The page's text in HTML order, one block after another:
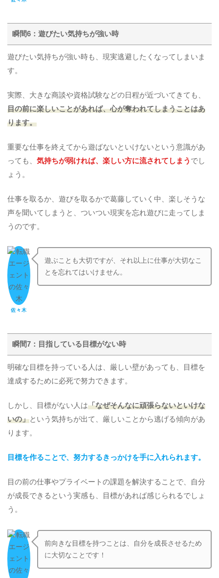
瞬間6：遊びたい気持ちが強い時
遊びたい気持ちが強い時も、現実逃避したくなってしまいま
す。
実際、大きな商談や資格試験などの日程が近づいてきても、
目の前に楽しいことがあれば、心が奪われてしまうことはあ
ります。
重要な仕事を終えてから遊ばないといけないという意識があ
っても、 気持ちが弱ければ、楽しい方に流されてしまう でし
ょう。
仕事を取るか、遊びを取るかで葛藤していく中、楽しそうな
声を聞いてしまうと、ついつい現実を忘れ遊びに走ってしま
うのです。
佐々木
遊ぶことも大切ですが、それ以上に仕事が大切なこ
とを忘れてはいけません。
瞬間7：目指している目標がない時
明確な目標を持っている人は、厳しい壁があっても、目標を
達成するために必死で努力できます。
しかし、目標がない人は「なぜそんなに頑張らないといけな
いの」という気持ちが出て、厳しいことから逃げる傾向があ
ります。
目標を作ることで、努力するきっかけを手に入れられます。
目の前の仕事やプライベートの課題を解決することで、自分
が成長できるという実感も、目標があれば感じられるでしょ
う。
前向きな目標を持つことは、自分を成長させるため
に大切なことです！